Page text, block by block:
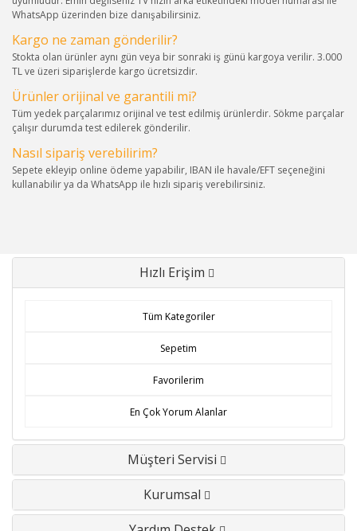
WhatsApp üzerinden bize danışabilirsiniz.
Kargo ne zaman gönderilir?
Stokta olan ürünler aynı gün veya bir sonraki iş günü kargoya verilir. 3.000
TL ve üzeri siparişlerde kargo ücretsizdir.
Ürünler orijinal ve garantili mi?
Tüm yedek parçalarımız orijinal ve test edilmiş ürünlerdir. Sökme parçalar
çalışır durumda test edilerek gönderilir.
Nasıl sipariş verebilirim?
Sepete ekleyip online ödeme yapabilir, IBAN ile havale/EFT seçeneğini
kullanabilir ya da WhatsApp ile hızlı sipariş verebilirsiniz.
Hızlı Erişim
Tüm Kategoriler
Sepetim
Favorilerim
En Çok Yorum Alanlar
Müşteri Servisi
Kurumsal